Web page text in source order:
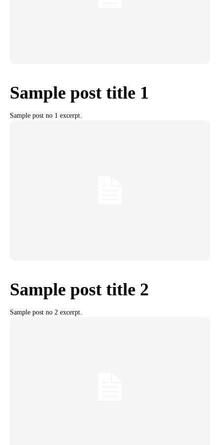
Sample post title 1
Sample post no 1 excerpt.
Sample post title 2
Sample post no 2 excerpt.